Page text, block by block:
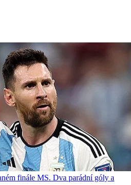
finále MS. Dva parádní góly a